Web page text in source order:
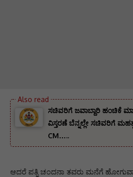
ಸಚಿವರಿಗೆ ಜವಾಬ್ದಾರಿ ಹಂಚಿಕೆ
ವಿಸ್ತರಣೆ ಬೆನ್ನಲ್ಲೇ ಸಚಿವರಿಗೆ
CM…..
ಆದರೆ ಪತ್ನಿ ಚಂದನಾ ತವರು ಮನೆಗೆ